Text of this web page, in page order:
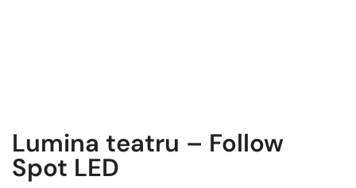
Lumina teatru – Follow
Spot LED